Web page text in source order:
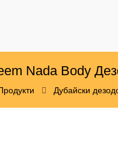
Nada Body
Дубайски